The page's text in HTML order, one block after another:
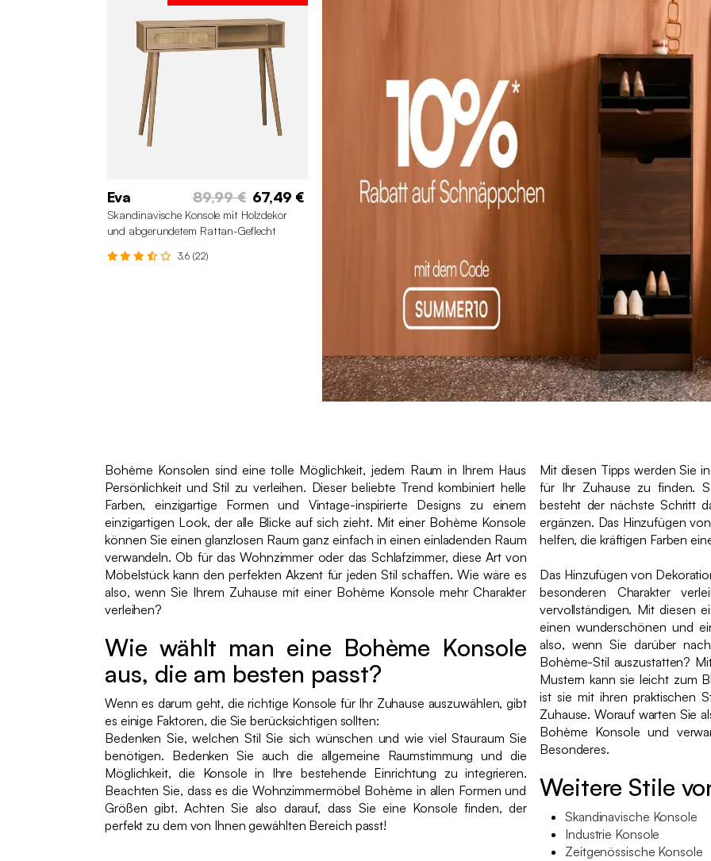
Eva 89,99 € 67,49 €
Skandinavische Konsole mit Holzdekor
und abgerundetem Rattan-Geflecht
3.6 (22)
Bohème Konsolen sind eine tolle Möglichkeit, jedem Raum in Ihrem Haus
Persönlichkeit und Stil zu verleihen. Dieser beliebte Trend kombiniert helle
Farben, einzigartige Formen und Vintage-inspirierte Designs zu einem
einzigartigen Look, der alle Blicke auf sich zieht. Mit einer Bohème Konsole
können Sie einen glanzlosen Raum ganz einfach in einen einladenden Raum
verwandeln. Ob für das Wohnzimmer oder das Schlafzimmer, diese Art von
Möbelstück kann den perfekten Akzent für jeden Stil schaffen. Wie wäre es
also, wenn Sie Ihrem Zuhause mit einer Bohème Konsole mehr Charakter
verleihen?
Wie wählt man eine Bohème Konsole
aus, die am besten passt?
Wenn es darum geht, die richtige Konsole für Ihr Zuhause auszuwählen, gibt
es einige Faktoren, die Sie berücksichtigen sollten:
Bedenken Sie, welchen Stil Sie sich wünschen und wie viel Stauraum Sie
benötigen. Bedenken Sie auch die allgemeine Raumstimmung und die
Möglichkeit, die Konsole in Ihre bestehende Einrichtung zu integrieren.
Beachten Sie, dass es die Wohnzimmermöbel Bohème in allen Formen und
Größen gibt. Achten Sie also darauf, dass Sie eine Konsole finden, der
perfekt zu dem von Ihnen gewählten Bereich passt!
Mit diesen Tipps werden Sie
für Ihr Zuhause zu finden.
besteht der nächste Schritt
ergänzen. Das Hinzufügen
helfen, die kräftigen Farben
Das Hinzufügen von
besonderen Charakter
vervollständigen. Mit diesen
einen wunderschönen und
also, wenn Sie darüber
Bohème-Stil auszustatten?
Mustern kann sie leicht zum
ist sie mit ihren praktischen
Zuhause. Worauf warten Sie
Bohème Konsole und
Besonderes.
Weitere Stile
Skandinavische Konsole
Industrie Konsole
Zeitgenössische Konsole